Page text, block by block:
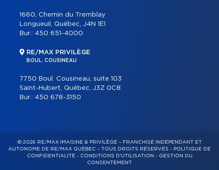
1660, Chemin du Tremblay
Longueuil, Québec, J4N 1E1
Bur.: 450 651-4000
RE/MAX PRIVILÈGE
BOUL. COUSINEAU
7750 Boul. Cousineau, suite 103
Saint-Hubert, Québec, J3Z 0C8
Bur.: 450 678-3150
© 2026 RE/MAX IMAGINE & PRIVILÈGE – FRANCHISÉ INDÉPENDANT ET
AUTONOME DE RE/MAX QUÉBEC – TOUS DROITS RÉSERVÉS - POLITIQUE DE
CONFIDENTIALITÉ- CONDITIONS D'UTILISATION - GESTION DU
CONSENTEMENT